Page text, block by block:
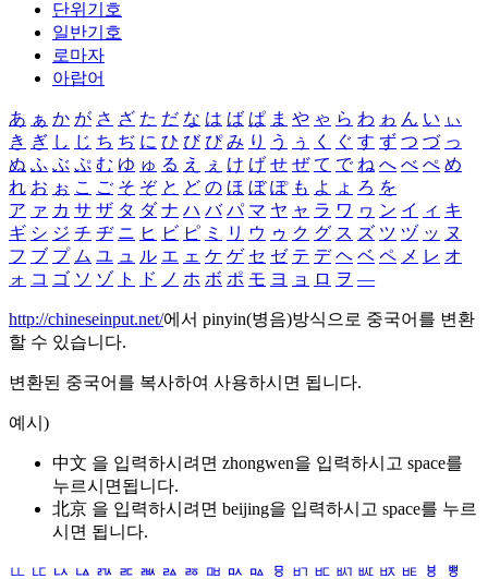
단위기호
일반기호
로마자
아랍어
あ ぁ か が さ ざ た だ な は ば ぱ ま や ゃ ら わ ゎ ん い ぃ
き ぎ し じ ち ぢ に ひ び ぴ み り う ぅ く ぐ す ず つ づ っ
ぬ ふ ぶ ぷ む ゆ ゅ る え ぇ け げ せ ぜ て で ね へ べ ぺ め
れ お ぉ こ ご そ ぞ と ど の ほ ぼ ぽ も よ ょ ろ を
ア ァ カ サ ザ タ ダ ナ ハ バ パ マ ヤ ャ ラ ワ ヮ ン イ ィ キ
ギ シ ジ チ ヂ ニ ヒ ビ ピ ミ リ ウ ゥ ク グ ス ズ ツ ヅ ッ ヌ
フ ブ プ ム ユ ュ ル エ ェ ケ ゲ セ ゼ テ デ ヘ ベ ペ メ レ オ
ォ コ ゴ ソ ゾ ト ド ノ ホ ボ ポ モ ヨ ョ ロ ヲ ―
http://chineseinput.net/에서 pinyin(병음)방식으로 중국어를 변환
할 수 있습니다.
변환된 중국어를 복사하여 사용하시면 됩니다.
예시)
中文 을 입력하시려면 zhongwen을 입력하시고 space를
누르시면됩니다.
北京 을 입력하시려면 beijing을 입력하시고 space를 누르
시면 됩니다.
ㅥ ㅦ ㅧ ㅨ ㅩ ㅪ ㅫ ㅬ ㅭ ㅮ ㅯ ㅰ ㅱ ㅲ ㅳ ㅴ ㅵ ㅶ ㅷ ㅸ
ㅹ